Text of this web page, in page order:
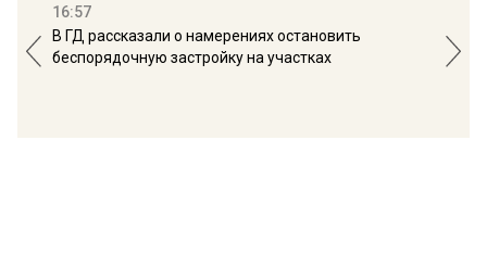
16:57
В ГД рассказали о намерениях остановить
беспорядочную застройку на участках